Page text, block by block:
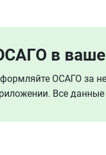
в
ОСАГО за
Все данные